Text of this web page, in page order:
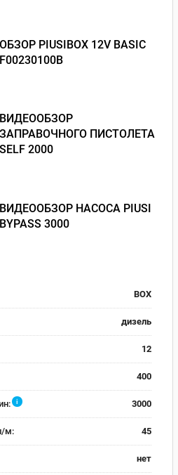
ОБЗОР PIUSIBOX 12V BASIC
F00230100B
ВИДЕООБЗОР
ЗАПРАВОЧНОГО ПИСТОЛЕТА
SELF 2000
ВИДЕООБЗОР НАСОСА PIUSI
BYPASS 3000
BOX
дизель
12
400
i 3000
м: 45
нет